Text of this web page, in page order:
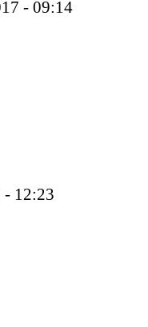
- 09:14
- 12:23